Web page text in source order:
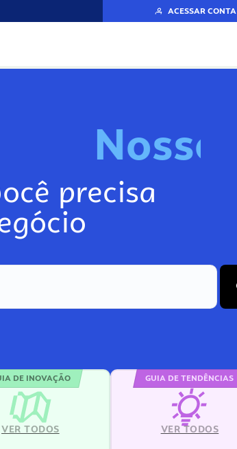
ACESSAR CONTA
Nosso
precisa
DE INOVAÇÃO
VER TODOS
GUIA DE TENDÊNCIAS
VER TODOS